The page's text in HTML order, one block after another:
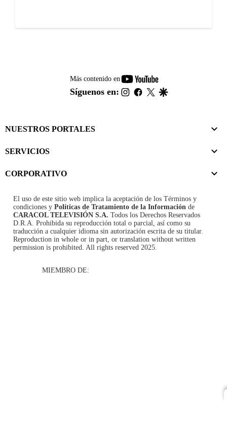
Más contenido en
youtube-
footer
Síguenos en: instagram
facebook
twitter
NUESTROS PORTALES
SERVICIOS
CORPORATIVO
El uso de este sitio web implica la aceptación de los Términos y
condiciones y Políticas de Tratamiento de la Información de
CARACOL TELEVISIÓN S.A. Todos los Derechos Reservados
D.R.A. Prohibida su reproducción total o parcial, así como su
traducción a cualquier idioma sin autorización escrita de su titular.
Reproduction in whole or in part, or translation without written
permission is prohibited. All rights reserved 2025.
MIEMBRO DE: